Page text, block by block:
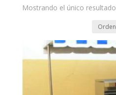
Mostrando el único resultado